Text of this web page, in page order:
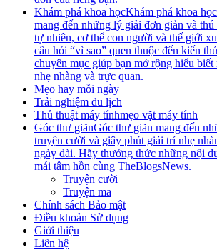
Khám phá khoa họcKhám phá khoa
mang đến những lý giải đơn giản và
tự nhiên, cơ thể con người và thế giới
câu hỏi “vì sao” quen thuộc đến kiến
chuyên mục giúp bạn mở rộng hiểu biết
nhẹ nhàng và trực quan.
Mẹo hay mỗi ngày
Trải nghiệm du lịch
Thủ thuật máy tínhmẹo vặt máy tính
Góc thư giãnGóc thư giãn mang đến
truyện cười và giây phút giải trí nhẹ
ngày dài. Hãy thưởng thức những nội
mái tâm hồn cùng TheBlogsNews.
Truyện cười
Truyện ma
Chính sách Bảo mật
Điều khoản Sử dụng
Giới thiệu
Liên hệ